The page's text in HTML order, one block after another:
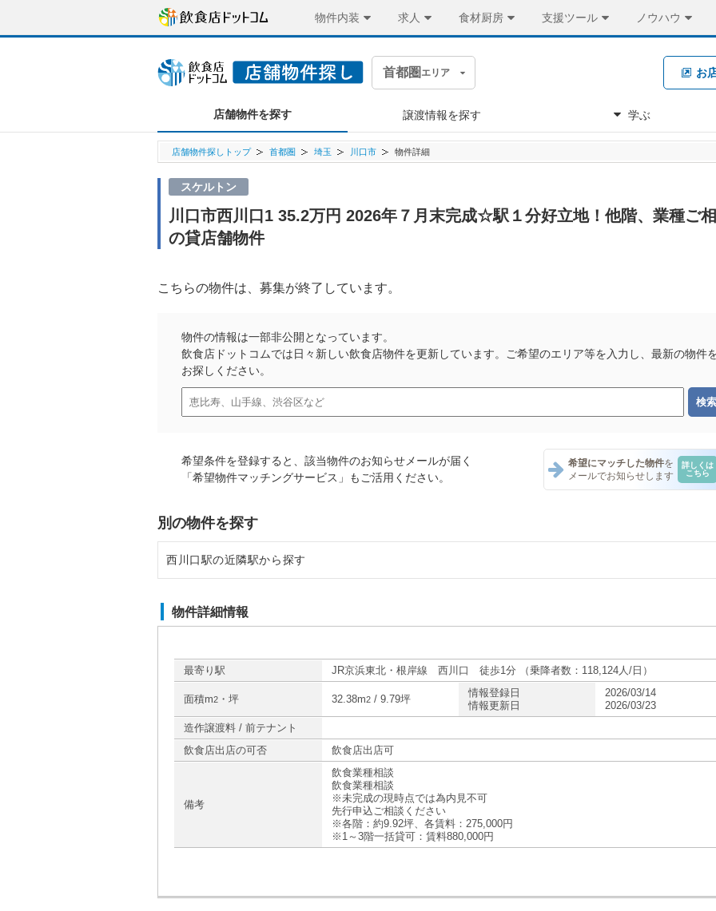
物件内装 求人 食材厨房 支援ツール ノウハウ
首都圏 エリア お
店舗物件を探す 譲渡情報を探す 学ぶ
店舗物件探しトップ 首都圏 埼玉 川口市 物件詳細
スケルトン
川口市西川口1 35.2万円 2026年７月末完成☆駅１分好立地！他階、業種ご
の貸店舗物件
こちらの物件は、募集が終了しています。
物件の情報は一部非公開となっています。
飲食店ドットコムでは日々新しい飲食店物件を更新しています。ご希望のエリア等を入力し、最新の物件
お探しください。
希望条件を登録すると、該当物件のお知らせメールが届く
「希望物件マッチングサービス」もご活用ください。
希望にマッチした物件を
メールでお知らせします
詳しくは
こちら
別の物件を探す
西川口駅の近隣駅から探す
南浦和駅の店舗物件・貸店舗・テナント一覧
物件詳細情報
最寄り駅 JR京浜東北・根岸線 西川口 徒歩1分 （乗降者数：118,124人/日）
面積m2 ・坪 32.38m2 / 9.79坪
情報登録日
情報更新日
2026/03/14
2026/03/23
造作譲渡料 / 前テナント
飲食店出店の可否
飲食店出店可
備考
飲食業種相談
飲食業種相談
※未完成の現時点では為内見不可
先行申込ご相談ください
※各階：約9.92坪、各賃料：275,000円
※1～3階一括貸可：賃料880,000円